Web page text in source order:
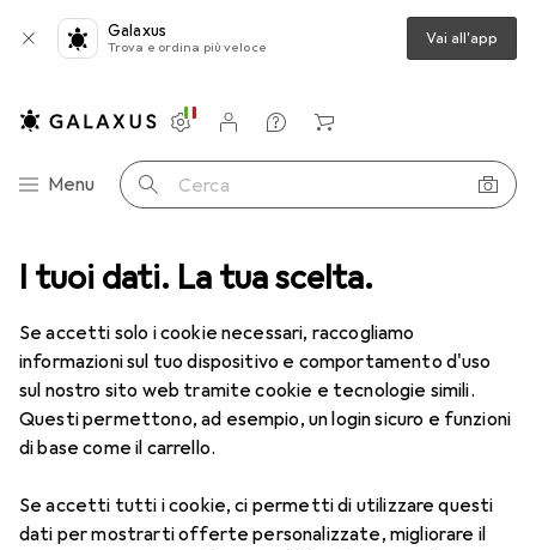
I tuoi dati. La tua scelta.
Se accetti solo i cookie necessari, raccogliamo
informazioni sul tuo dispositivo e comportamento d'uso
sul nostro sito web tramite cookie e tecnologie simili.
Questi permettono, ad esempio, un login sicuro e funzioni
di base come il carrello.
Se accetti tutti i cookie, ci permetti di utilizzare questi
dati per mostrarti offerte personalizzate, migliorare il
Galaxus
Trova e ordina più veloce Vai all'app
Categoria Navigazione
Menu Cerca
Impostazioni
Conto cliente
Liste di confronto
Liste dei desideri
Carrello
Lenti a contatto Air Optix più HydraGlyde per l'astigmatismo
1 Immagine
Air Optix più HydraGlyde per
-3, Obiettivo mensile, 6 pz., Torico
EUR
52,90 EUR
8,82/1pz.